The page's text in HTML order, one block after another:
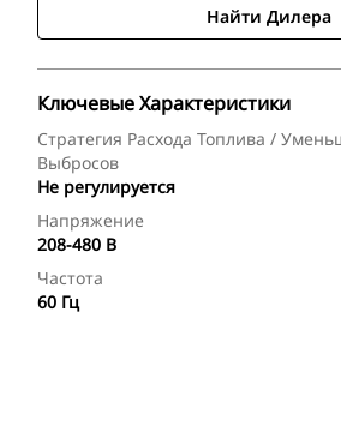
Найти Дилера
Ключевые Характеристики
Стратегия Расхода Топлива /
Выбросов
Не регулируется
Напряжение
208-480 В
Частота
60 Гц